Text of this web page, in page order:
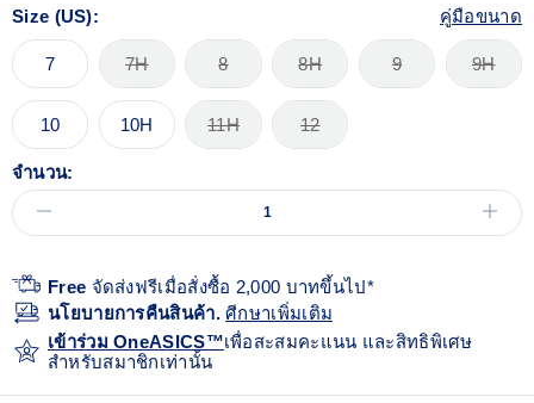
Size (US):
คู่มือขนาด
7 7H 8 8H 9 9H
10 10H 11H 12
จำนวน:
Free จัดส่งฟรีเมื่อสั่งซื้อ 2,000 บาทขึ้นไป*
นโยบายการคืนสินค้า.ศีกษาเพิ่มเติม
เข้าร่วม OneASICS™เพื่อสะสมคะแนน และสิทธิพิเศษ
สำหรับสมาชิกเท่านั้น